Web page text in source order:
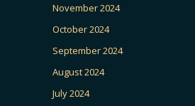
November 2024
October 2024
September 2024
August 2024
July 2024